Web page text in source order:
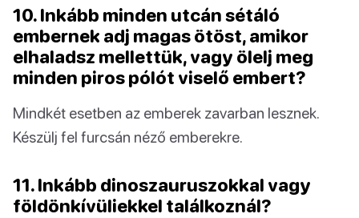
10. Inkább minden utcán sétáló
embernek adj magas ötöst, amikor
elhaladsz mellettük, vagy ölelj meg
minden piros pólót viselő embert?
Mindkét esetben az emberek zavarban lesznek.
Készülj fel furcsán néző emberekre.
11. Inkább dinoszauruszokkal vagy
földönkívüliekkel találkoznál?